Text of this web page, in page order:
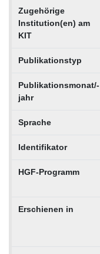
Zugehörige
Institution(en) am
KIT
Publikationstyp
Publikationsmonat/-
jahr
Sprache
Identifikator
HGF-Programm
Erschienen in